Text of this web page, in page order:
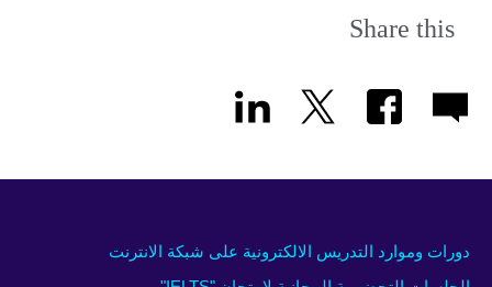
Share this
دورات وموارد التدريس الالكترونية على شبكة الانترنت